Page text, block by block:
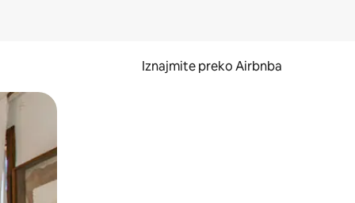
Iznajmite preko Airbnba